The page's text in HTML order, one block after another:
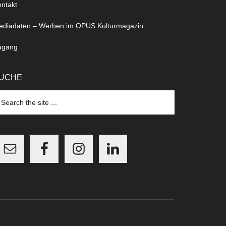
– Werben im OPUS Kulturmagazin